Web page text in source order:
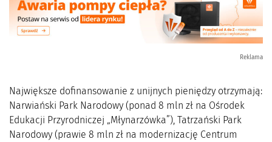
Reklama
Największe dofinansowanie z unijnych pieniędzy otrzymają:
Narwiański Park Narodowy (ponad 8 mln zł na Ośrodek
Edukacji Przyrodniczej „Młynarzówka”), Tatrzański Park
Narodowy (prawie 8 mln zł na modernizację Centrum